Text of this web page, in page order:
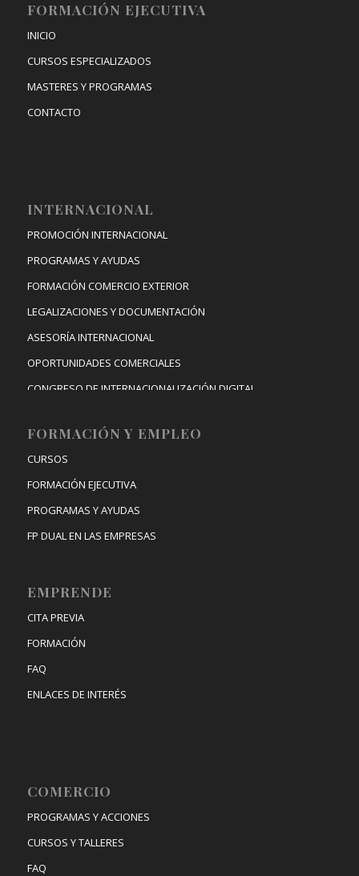
FORMACIÓN EJECUTIVA
INICIO
CURSOS ESPECIALIZADOS
MASTERES Y PROGRAMAS
CONTACTO
INTERNACIONAL
PROMOCIÓN INTERNACIONAL
PROGRAMAS Y AYUDAS
FORMACIÓN COMERCIO EXTERIOR
LEGALIZACIONES Y DOCUMENTACIÓN
ASESORÍA INTERNACIONAL
OPORTUNIDADES COMERCIALES
CONGRESO DE INTERNACIONALIZACIÓN DIGITAL
FORMACIÓN Y EMPLEO
CURSOS
FORMACIÓN EJECUTIVA
PROGRAMAS Y AYUDAS
FP DUAL EN LAS EMPRESAS
EMPRENDE
CITA PREVIA
FORMACIÓN
FAQ
ENLACES DE INTERÉS
COMERCIO
PROGRAMAS Y ACCIONES
CURSOS Y TALLERES
FAQ